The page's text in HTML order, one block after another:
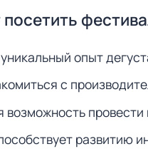
опыт
с
возможность
развитию